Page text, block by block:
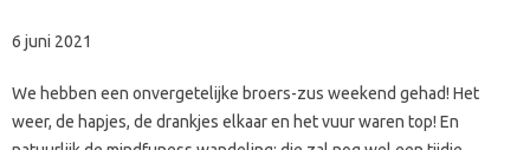
6 juni 2021
We hebben een onvergetelijke broers-zus weekend gehad! Het
weer, de hapjes, de drankjes elkaar en het vuur waren top! En